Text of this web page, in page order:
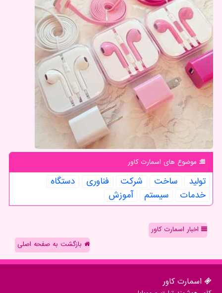
موضوع های اسمارت كاور
تولید ساخت شركت فناوری
دستگاه
خدمات
سیستم آموزش
اخبار اسمارت کاور
بازگشت به صفحه اصلی
اسمارت كاور